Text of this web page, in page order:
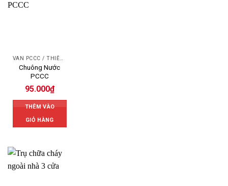
VAN PCCC / THIẾT BỊ PCCC
Chuông Nước
PCCC
95.000₫
THÊM VÀO
GIỎ HÀNG